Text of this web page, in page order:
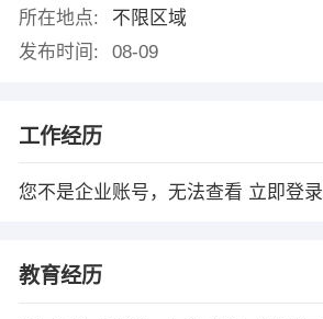
所在地点:
不限区域
发布时间:
08-09
工作经历
您不是企业账号，无法查看 立即登录
教育经历